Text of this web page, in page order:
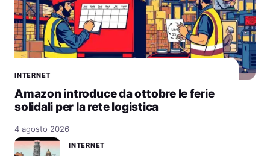
INTERNET
Amazon introduce da ottobre le ferie
solidali per la rete logistica
4 agosto 2026
INTERNET